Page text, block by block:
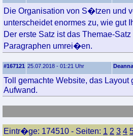
Die Organisation von S�tzen und
unterscheidet enormes zu, wie
Der erste Satz ist das Themae-
Paragraphen umrei�en.
#167121 25.07.2018 - 01:21 Uhr Deanna
Toll gemachte Website, das
Aufwand.
Eintr�ge: 174510 - Seiten: 1 2 3 4